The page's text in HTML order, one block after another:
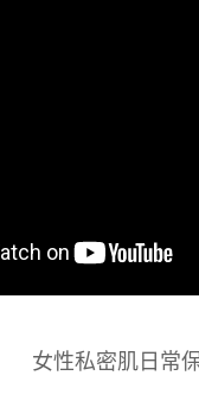
女性私密肌日常